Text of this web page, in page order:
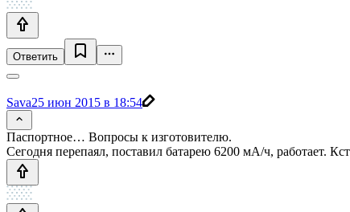
Ответить
Sava25 июн 2015 в 18:54
Паспортное… Вопросы к изготовителю.
Сегодня перепаял, поставил батарею 6200 мА/ч, работает.